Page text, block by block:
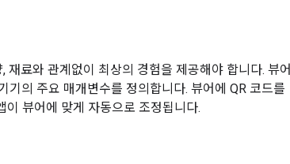
재료와 관계없이 최상의 경험을 제공해야 합니다. 뷰어
기의 주요 매개변수를 정의합니다. 뷰어에 QR 코드를
이 뷰어에 맞게 자동으로 조정됩니다.